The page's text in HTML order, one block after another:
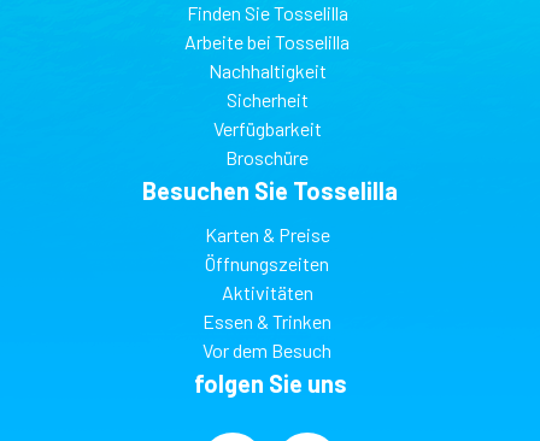
Finden Sie Tosselilla
Arbeite bei Tosselilla
Nachhaltigkeit
Sicherheit
Verfügbarkeit
Broschüre
Besuchen Sie Tosselilla
Karten & Preise
Öffnungszeiten
Aktivitäten
Essen & Trinken
Vor dem Besuch
folgen Sie uns